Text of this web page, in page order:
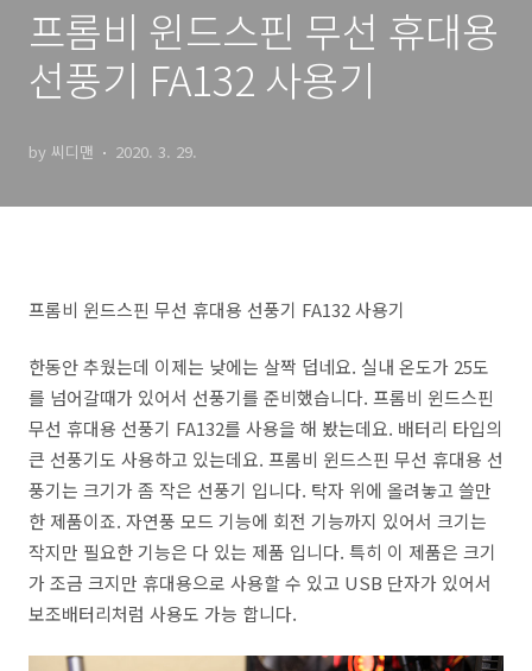
프롬비 윈드스핀 무선 휴대용
선풍기 FA132 사용기
by 씨디맨 2020. 3. 29.
프롬비 윈드스핀 무선 휴대용 선풍기 FA132 사용기
한동안 추웠는데 이제는 낮에는 살짝 덥네요. 실내 온도가 25도
를 넘어갈때가 있어서 선풍기를 준비했습니다. 프롬비 윈드스핀
무선 휴대용 선풍기 FA132를 사용을 해 봤는데요. 배터리 타입의
큰 선풍기도 사용하고 있는데요. 프롬비 윈드스핀 무선 휴대용 선
풍기는 크기가 좀 작은 선풍기 입니다. 탁자 위에 올려놓고 쓸만
한 제품이죠. 자연풍 모드 기능에 회전 기능까지 있어서 크기는
작지만 필요한 기능은 다 있는 제품 입니다. 특히 이 제품은 크기
가 조금 크지만 휴대용으로 사용할 수 있고 USB 단자가 있어서
보조배터리처럼 사용도 가능 합니다.